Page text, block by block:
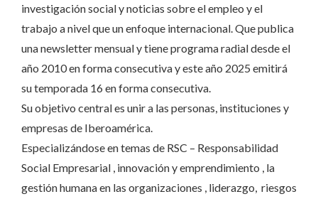
investigación social y noticias sobre el empleo y el
trabajo a nivel que un enfoque internacional. Que publica
una newsletter mensual y tiene programa radial desde el
año 2010 en forma consecutiva y este año 2025 emitirá
su temporada 16 en forma consecutiva.
Su objetivo central es unir a las personas, instituciones y
empresas de Iberoamérica.
Especializándose en temas de RSC – Responsabilidad
Social Empresarial , innovación y emprendimiento , la
gestión humana en las organizaciones , liderazgo, riesgos